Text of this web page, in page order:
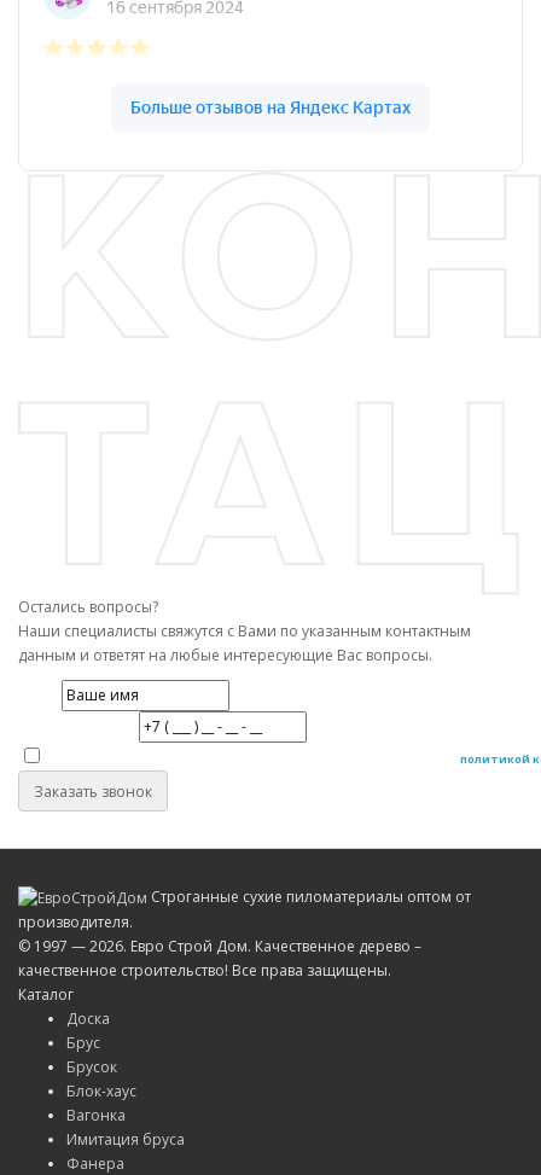
Остались вопросы?
Наши специалисты свяжутся с Вами по указанным контактным
данным и ответят на любые интересующие Вас вопросы.
Даю согласие на обработку персональных данных в соответствие сполитикой
Заказать звонок
Строганные сухие пиломатериалы оптом от
производителя.
© 1997 — 2026. Евро Строй Дом. Качественное дерево –
качественное строительство! Все права защищены.
Каталог
Доска
Брус
Брусок
Блок-хаус
Вагонка
Имитация бруса
Фанера